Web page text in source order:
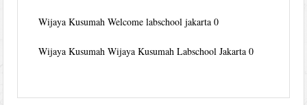
Wijaya Kusumah Welcome labschool jakarta 0
Wijaya Kusumah Wijaya Kusumah Labschool Jakarta 0